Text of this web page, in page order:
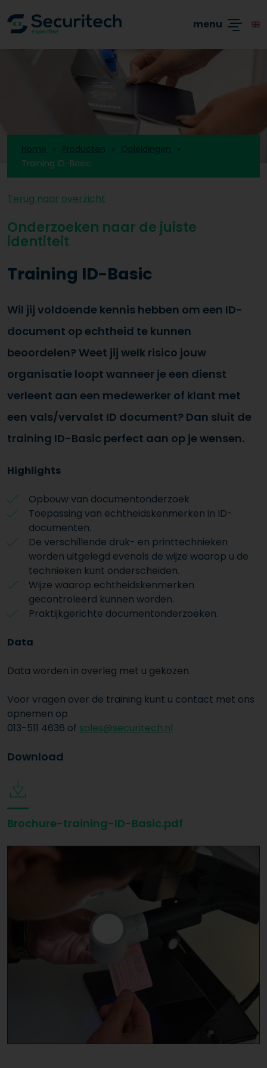
Academy
Producten
Branches
Blogs
menu
Home Producten
Opleidingen
Training ID-Basic
Terug naar overzicht
Onderzoeken naar de juiste
identiteit
Training ID-Basic
Wil jij voldoende kennis hebben om een ID-
document op echtheid te kunnen
beoordelen? Weet jij welk risico jouw
organisatie loopt wanneer je een dienst
verleent aan een medewerker of klant met
een vals/vervalst ID document? Dan sluit de
training ID-Basic perfect aan op je wensen.
Highlights
Opbouw van documentonderzoek
Toepassing van echtheidskenmerken in ID-
documenten.
De verschillende druk- en printtechnieken
worden uitgelegd evenals de wijze waarop u de
technieken kunt onderscheiden.
Wijze waarop echtheidskenmerken
gecontroleerd kunnen worden.
Praktijkgerichte documentonderzoeken.
Data
Data worden in overleg met u gekozen.
Voor vragen over de training kunt u contact met ons
opnemen op
013-511 4636 of sales@securitech.nl
Download
Brochure-training-ID-Basic.pdf